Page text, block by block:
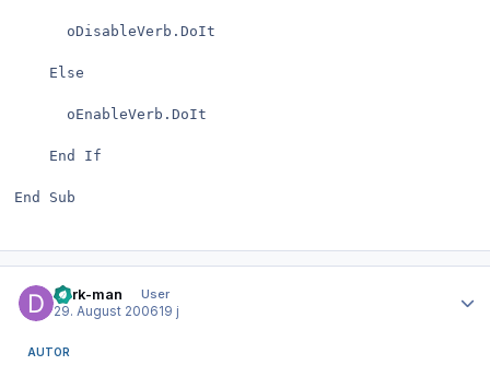
      oDisableVerb.DoIt
    Else
      oEnableVerb.DoIt
    End If
End Sub
dark-man
User
29. August 200619 j
AUTOR